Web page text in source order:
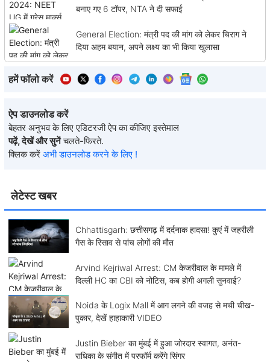
लेटेस्ट खबर
Chhattisgarh: छत्तीसगढ़ में दर्दनाक हादसा! कुएं में जहरीली
गैस के रिसाव से पांच लोगों की मौत
Arvind Kejriwal Arrest: CM केजरीवाल के मामले में
दिल्ली HC का CBI को नोटिस, कब होगी अगली सुनवाई?
Noida के Logix Mall में आग लगने की वजह से मची चीख-
पुकार, देखें हाहाकारी VIDEO
Justin Bieber का मुंबई में हुआ जोरदार स्वागत, अनंत-
राधिका के संगीत में परफॉर्म करेंगे सिंगर
बनाए गए 6 टॉपर, NTA ने दी सफाई
General Election: मंत्री पद की मांग को लेकर चिराग ने
दिया अहम बयान, अपने लक्ष्य का भी किया खुलासा
हमें फॉलो करें
ऐप डाउनलोड करें
बेहतर अनुभव के लिए एडिटरजी ऐप का कीजिए इस्तेमाल
पढ़ें, देखें और सुनें चलते-फिरते.
क्लिक करें अभी डाउनलोड करने के लिए !